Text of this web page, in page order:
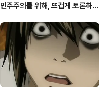
민주주의를 위해, 뜨겁게 토론하고